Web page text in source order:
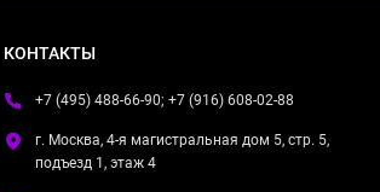
КОНТАКТЫ
+7 (495) 488-66-90; +7 (916) 608-02-88
г. Москва, 4-я магистральная дом 5, стр. 5,
подъезд 1, этаж 4